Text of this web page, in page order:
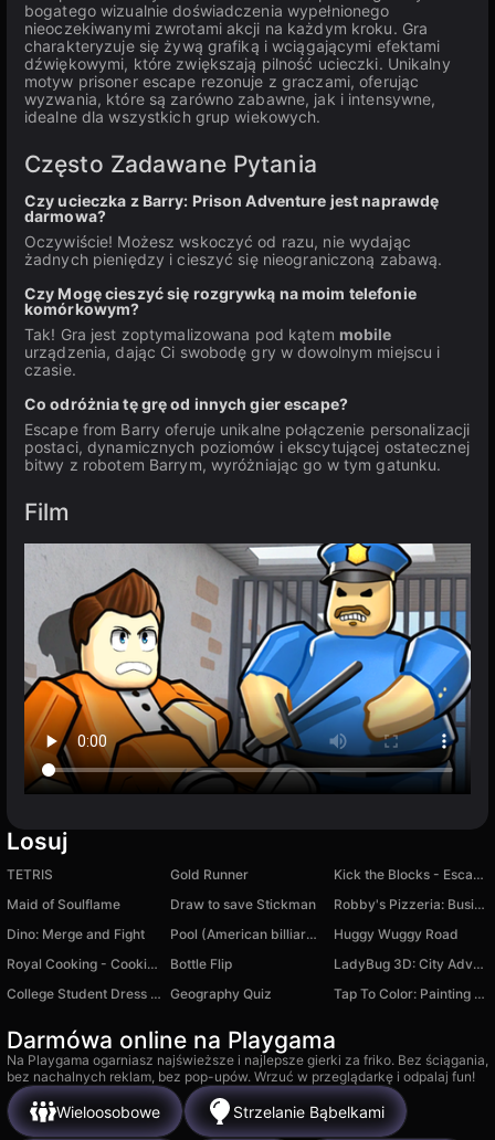
bogatego wizualnie doświadczenia wypełnionego
nieoczekiwanymi zwrotami akcji na każdym kroku. Gra
charakteryzuje się żywą grafiką i wciągającymi efektami
dźwiękowymi, które zwiększają pilność ucieczki. Unikalny
motyw prisoner escape rezonuje z graczami, oferując
wyzwania, które są zarówno zabawne, jak i intensywne,
idealne dla wszystkich grup wiekowych.
Często Zadawane Pytania
Czy ucieczka z Barry: Prison Adventure jest naprawdę
darmowa?
Oczywiście! Możesz wskoczyć od razu, nie wydając
żadnych pieniędzy i cieszyć się nieograniczoną zabawą.
Czy Mogę cieszyć się rozgrywką na moim telefonie
komórkowym?
Tak! Gra jest zoptymalizowana pod kątem mobile
urządzenia, dając Ci swobodę gry w dowolnym miejscu i
czasie.
Co odróżnia tę grę od innych gier escape?
Escape from Barry oferuje unikalne połączenie personalizacji
postaci, dynamicznych poziomów i ekscytującej ostatecznej
bitwy z robotem Barrym, wyróżniając go w tym gatunku.
Film
Losuj
TETRIS Gold Runner
Kick the Blocks - Escape Memes and Collect Mutants
Maid of Soulflame
Draw to save Stickman
Robby's Pizzeria: Business Tycoon!
Dino: Merge and Fight
Pool (American billiards)
Huggy Wuggy Road
Royal Cooking - Cooking Game
Bottle Flip
LadyBug 3D: City Adventures
College Student Dress Up Geography Quiz Tap To Color: Painting Book
Darmówa online na Playgama
Na Playgama ogarniasz najświeższe i najlepsze gierki za friko. Bez ściągania,
bez nachalnych reklam, bez pop-upów. Wrzuć w przeglądarkę i odpalaj fun!
Wieloosobowe Strzelanie Bąbelkami